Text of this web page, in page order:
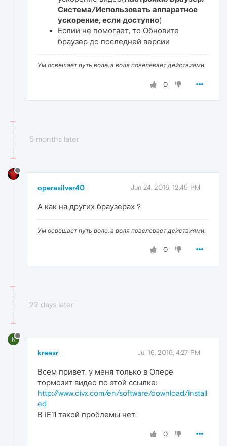
Система/Использовать аппаратное
ускорение, если доступно)
Еслии не помогает, то Обновите
браузер до последней версии
Ум освещает путь воле, а воля повелевает действиями.
0
5 months later
operasilver40 Jun 24, 2016, 12:45 PM
А как на других браузерах ?
Ум освещает путь воле, а воля повелевает действиями.
0
22 days later
K
kreesr Jul 16, 2016, 4:27 PM
Всем привет, у меня только в Опере
тормозит видео по этой ссылке:
http://www.divx.com/en/software/download/install
ed
В IE11 такой проблемы нет.
0